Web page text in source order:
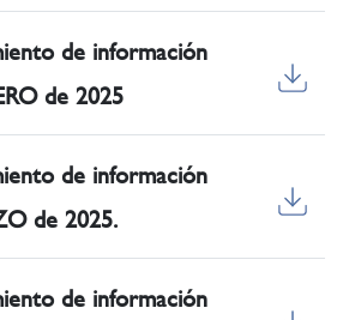
de información
de 2025
de información
de 2025.
de información